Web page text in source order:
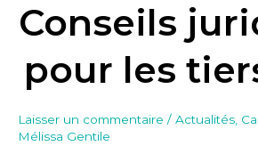
Conseils
pour les
Laisser un commentaire / Actualités,
Mélissa Gentile